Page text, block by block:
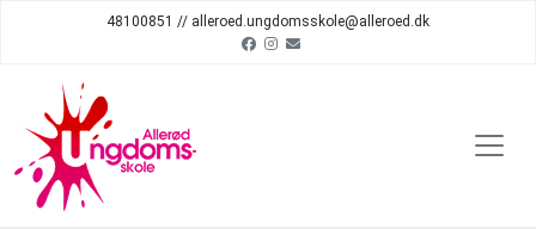
48100851 // alleroed.ungdomsskole@alleroed.dk